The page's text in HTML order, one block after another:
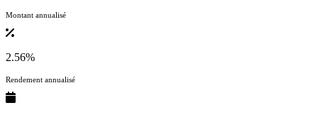
Montant annualisé
2.56%
Rendement annualisé